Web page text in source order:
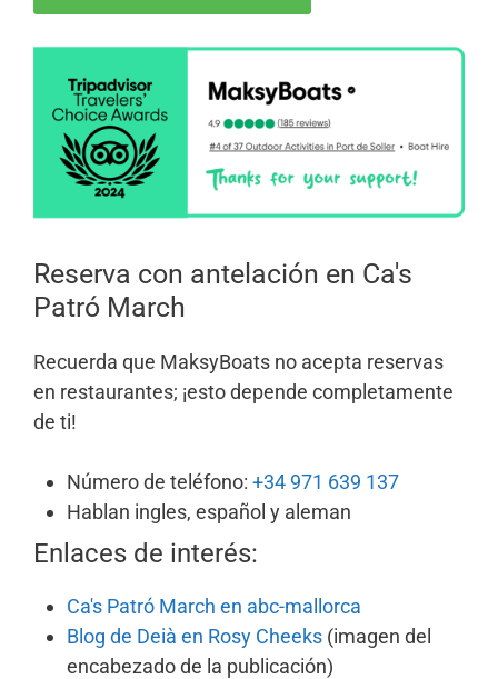
Reserva con antelación en Ca's
Patró March
Recuerda que MaksyBoats no acepta reservas
en restaurantes; ¡esto depende completamente
de ti!
Número de teléfono: +34 971 639 137
Hablan ingles, español y aleman
Enlaces de interés:
Ca's Patró March en abc-mallorca
Blog de Deià en Rosy Cheeks (imagen del
encabezado de la publicación)